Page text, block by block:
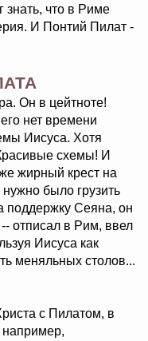
знать, что в Риме
И Понтий Пилат -
Он в цейтноте!
нет времени
Иисуса. Хотя
схемы! И
жирный крест на
было грузить
поддержку Сеяна, он
отписал в Рим, ввел
Иисуса как
меняльных столов...
с Пилатом, в
например,